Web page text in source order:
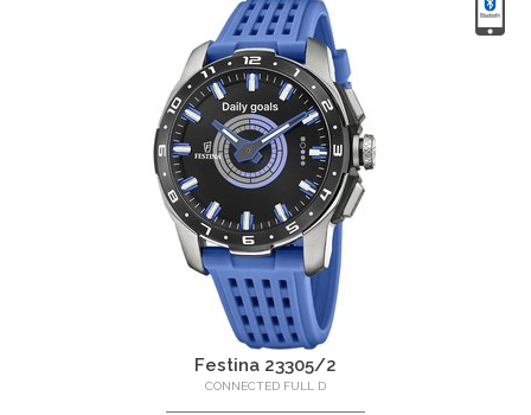
Festina 23305/2
CONNECTED FULL D